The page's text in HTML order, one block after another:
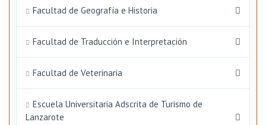
Facultad de Geografía e Historia
Facultad de Traducción e Interpretación
Facultad de Veterinaria
Escuela Universitaria Adscrita de Turismo de
Lanzarote